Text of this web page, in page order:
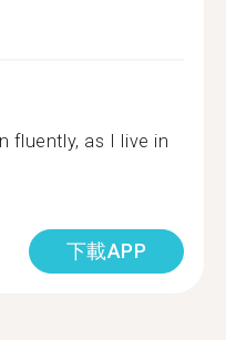
fluently, as I live in
下載APP